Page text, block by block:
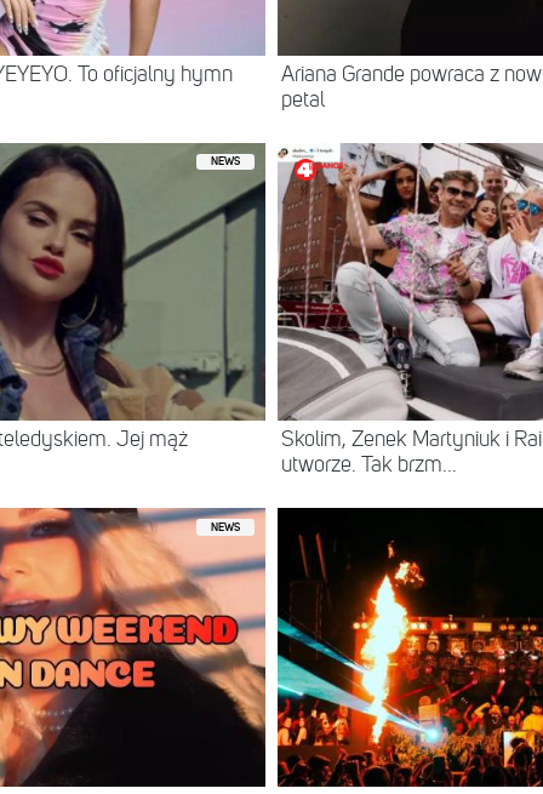
To oficjalny hymn
Ariana Grande powraca z
petal
NEWS
Jej mąż
Skolim, Zenek Martyniuk i
utworze. Tak brzm...
NEWS